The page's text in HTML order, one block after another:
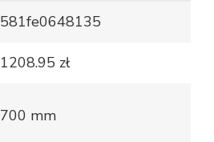
581fe0648135
1208.95 zł
700 mm